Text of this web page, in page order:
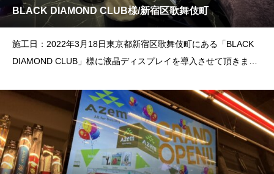
BLACK DIAMOND CLUB様/新宿区歌舞伎町
施工日：2022年3月18日東京都新宿区歌舞伎町にある「BLACK
DIAMOND CLUB」様に液晶ディスプレイを導入させて頂きまし